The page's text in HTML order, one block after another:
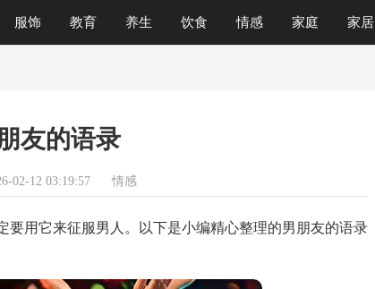
服饰 教育 养生 饮食 情感 家庭 家居
友的语录
02-12 03:19:57 情感
用它来征服男人。以下是小编精心整理的男朋友的语录